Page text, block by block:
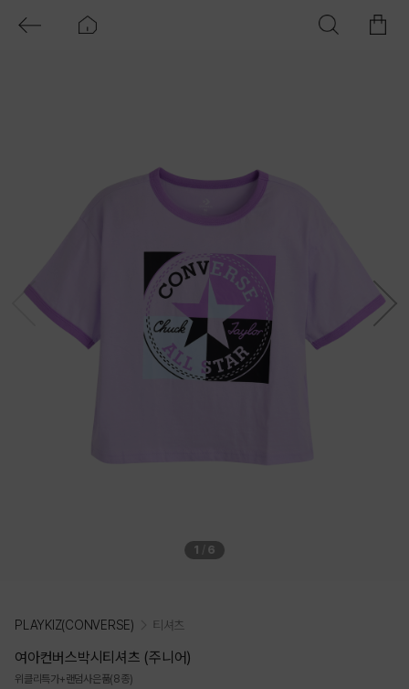
1 / 6
PLAYKIZ(CONVERSE) 티셔츠
여아컨버스박시티셔츠 (주니어)
위클리특가+랜덤사은품(8종)